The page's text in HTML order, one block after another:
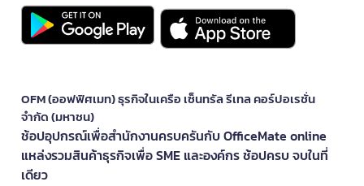
OFM (ออฟฟิศเมท) ธุรกิจในเครือ เซ็นทรัล รีเทล คอร์ปอเรชั่น
จำกัด (มหาชน)
ช้อปอุปกรณ์เพื่อสำนักงานครบครันกับ OfficeMate online
แหล่งรวมสินค้าธุรกิจเพื่อ SME และองค์กร ช้อปครบ จบในที่
เดียว